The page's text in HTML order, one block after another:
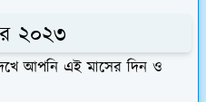
২০২৩
আপনি এই মাসের দিন ও